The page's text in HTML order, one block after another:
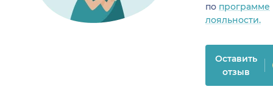
по программе
лояльности.
Оставить
отзыв